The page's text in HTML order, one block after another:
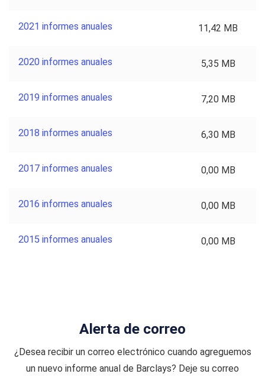
2021 informes anuales 11,42 MB
2020 informes anuales 5,35 MB
2019 informes anuales 7,20 MB
2018 informes anuales 6,30 MB
2017 informes anuales 0,00 MB
2016 informes anuales 0,00 MB
2015 informes anuales 0,00 MB
Alerta de correo
¿Desea recibir un correo electrónico cuando agreguemos
un nuevo informe anual de Barclays? Deje su correo